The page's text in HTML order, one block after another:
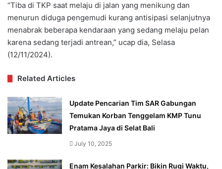
“Tiba di TKP saat melaju di jalan yang menikung dan
menurun diduga pengemudi kurang antisipasi selanjutnya
menabrak beberapa kendaraan yang sedang melaju pelan
karena sedang terjadi antrean,” ucap dia, Selasa
(12/11/2024).
Related Articles
Update Pencarian Tim SAR Gabungan
Temukan Korban Tenggelam KMP Tunu
Pratama Jaya di Selat Bali
July 10, 2025
Enam Kesalahan Parkir: Bikin Rugi Waktu,